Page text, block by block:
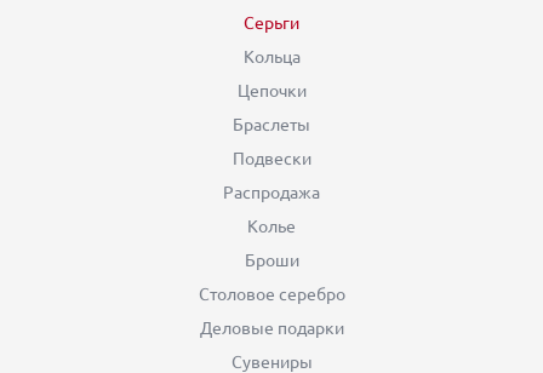
Серьги
Кольца
Цепочки
Браслеты
Подвески
Распродажа
Колье
Броши
Столовое серебро
Деловые подарки
Сувениры